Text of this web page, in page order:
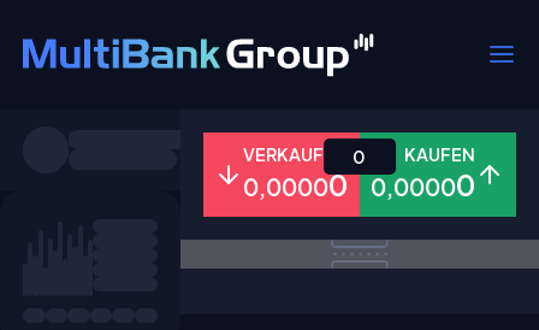
Alle Forex Metalle Aktien
VERKAUFEN
0,00000
KAUFEN
0,00000
0